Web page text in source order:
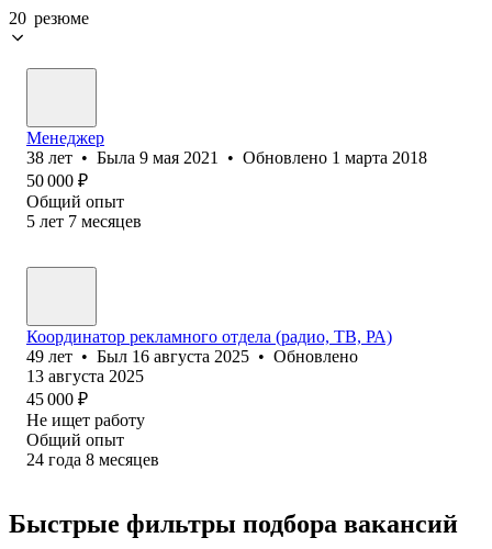
20 резюме
Менеджер
38 лет • Была 9 мая 2021 • Обновлено 1 марта 2018
50 000 ₽
Общий опыт
5 лет 7 месяцев
Координатор рекламного отдела (радио, ТВ, РА)
49 лет • Был 16 августа 2025 • Обновлено
13 августа 2025
45 000 ₽
Не ищет работу
Общий опыт
24 года 8 месяцев
Быстрые фильтры подбора вакансий